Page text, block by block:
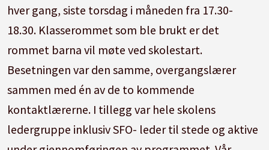
hver gang, siste torsdag i måneden fra 17.30-
18.30. Klasserommet som ble brukt er det
rommet barna vil møte ved skolestart.
Besetningen var den samme, overgangslærer
sammen med én av de to kommende
kontaktlærerne. I tillegg var hele skolens
ledergruppe inklusiv SFO- leder til stede og aktive